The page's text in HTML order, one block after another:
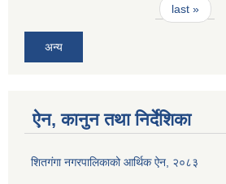
last »
अन्य
ऐन, कानुन तथा निर्देशिका
शितगंगा नगरपालिकाको आर्थिक ऐन, २०८३